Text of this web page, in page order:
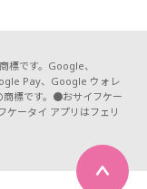
標です。Google、
Pay、Google ウォレ
標です。●おサイフケー
ータイ アプリはフェリ